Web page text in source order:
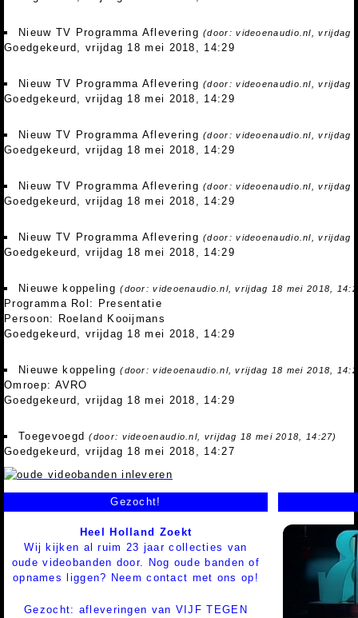
Nieuw TV Programma Aflevering(door: videoenaudio.nl, vrijdag
Goedgekeurd, vrijdag 18 mei 2018, 14:29
Nieuw TV Programma Aflevering(door: videoenaudio.nl, vrijdag
Goedgekeurd, vrijdag 18 mei 2018, 14:29
Nieuw TV Programma Aflevering(door: videoenaudio.nl, vrijdag
Goedgekeurd, vrijdag 18 mei 2018, 14:29
Nieuw TV Programma Aflevering(door: videoenaudio.nl, vrijdag
Goedgekeurd, vrijdag 18 mei 2018, 14:29
Nieuw TV Programma Aflevering(door: videoenaudio.nl, vrijdag
Goedgekeurd, vrijdag 18 mei 2018, 14:29
Nieuwe koppeling(door: videoenaudio.nl, vrijdag 18 mei 2018,
Programma Rol: Presentatie
Persoon: Roeland Kooijmans
Goedgekeurd, vrijdag 18 mei 2018, 14:29
Nieuwe koppeling(door: videoenaudio.nl, vrijdag 18 mei 2018,
Omroep: AVRO
Goedgekeurd, vrijdag 18 mei 2018, 14:29
Toegevoegd(door: videoenaudio.nl, vrijdag 18 mei 2018, 14:27)
Goedgekeurd, vrijdag 18 mei 2018, 14:27
Gezocht!
Heel Holland Zoekt
Wij kijken al ruim 23 jaar collecties van
oude videobanden door. Nog oude banden of
opnames liggen? Neem contact met ons op!
Gezocht: afleveringen van VIJF TEGEN